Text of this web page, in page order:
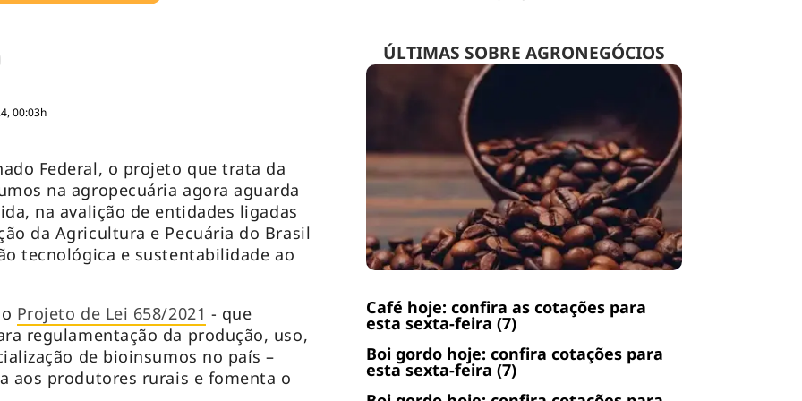
ÚLTIMAS SOBRE AGRONEGÓCIOS
Café hoje: confira as cotações para
esta sexta-feira (7)
Boi gordo hoje: confira cotações para
esta sexta-feira (7)
00:03h
Federal, o projeto que trata da
na agropecuária agora aguarda
na avalição de entidades ligadas
da Agricultura e Pecuária do Brasil
tecnológica e sustentabilidade ao
Projeto de Lei 658/2021 - que
regulamentação da produção, uso,
de bioinsumos no país –
aos produtores rurais e fomenta o